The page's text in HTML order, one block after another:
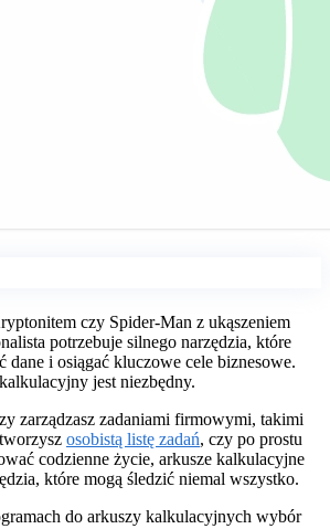
czy Spider-Man z ukąszeniem
potrzebuje silnego narzędzia, które
dane i osiągać kluczowe cele biznesowe.
jest niezbędny.
zarządzasz zadaniami firmowymi, takimi
osobistą listę zadań, czy po prostu
codzienne życie, arkusze kalkulacyjne
które mogą śledzić niemal wszystko.
do arkuszy kalkulacyjnych wybór